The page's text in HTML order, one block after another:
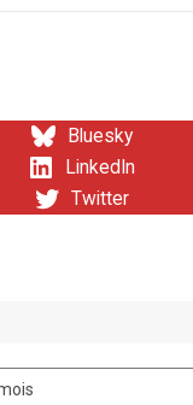
Bluesky
LinkedIn
Twitter